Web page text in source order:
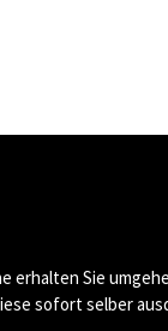
erhalten Sie
sofort selber